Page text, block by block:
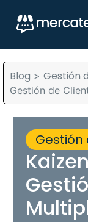
Blog > Gestión
Gestión de
Gestión